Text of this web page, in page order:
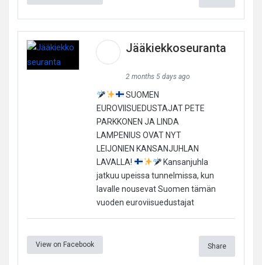
Jääkiekkoseuranta
2 months 5 days ago
SUOMEN
EUROVIISUEDUSTAJAT PETE
PARKKONEN JA LINDA
LAMPENIUS OVAT NYT
LEIJONIEN KANSANJUHLAN
LAVALLA!
Kansanjuhla
jatkuu upeissa tunnelmissa, kun
lavalle nousevat Suomen tämän
vuoden euroviisuedustajat
View on Facebook Share